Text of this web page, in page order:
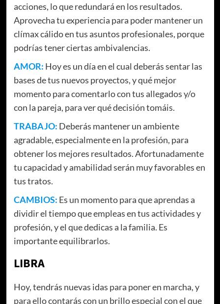
acciones, lo que redundará en los resultados.
Aprovecha tu experiencia para poder mantener un
clímax cálido en tus asuntos profesionales, porque
podrías tener ciertas ambivalencias.
AMOR: Hoy es un día en el cual deberás sentar las
bases de tus nuevos proyectos, y qué mejor
momento para comentarlo con tus allegados y/o
con la pareja, para ver qué decisión tomáis.
TRABAJO: Deberás mantener un ambiente
agradable, especialmente en la profesión, para
obtener los mejores resultados. Afortunadamente
tu capacidad y amabilidad serán muy favorables en
tus tratos.
CAMBIOS: Es un momento para que aprendas a
dividir el tiempo que empleas en tus actividades y
profesión, y el que dedicas a la familia. Es
importante equilibrarlos.
LIBRA
Hoy, tendrás nuevas idas para poner en marcha, y
para ello contarás con un brillo especial con el que